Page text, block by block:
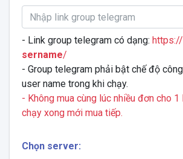
- Link group telegram có dạng:
sername/
- Group telegram phải bật chế độ
user name trong khi chạy.
- Không mua cùng lúc nhiều đơn cho
chạy xong mới mua tiếp.
Chọn server: